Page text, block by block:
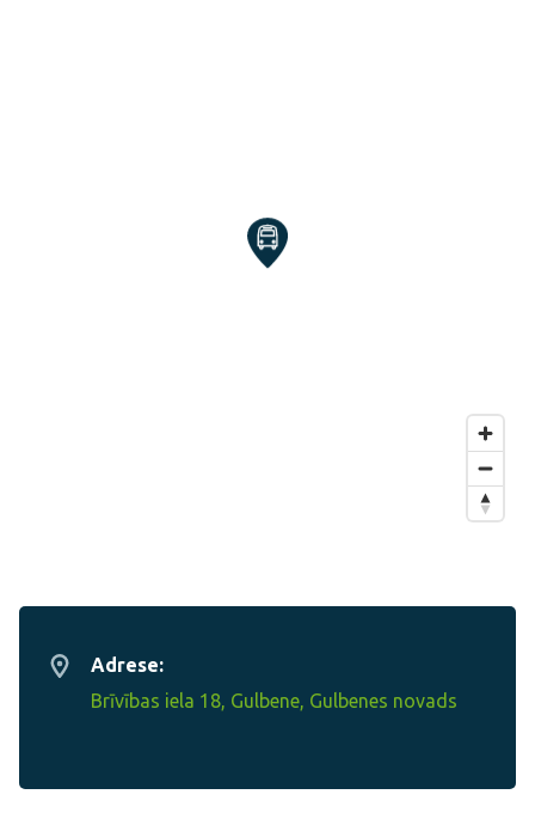
Adrese:
Brīvības iela 18, Gulbene, Gulbenes novads